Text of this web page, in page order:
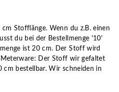
Stofflänge. Wenn du z.B. einen
du bei der Bestellmenge '10'
ist 20 cm. Der Stoff wird
Der Stoff wir gefaltet
bestellbar. Wir schneiden in